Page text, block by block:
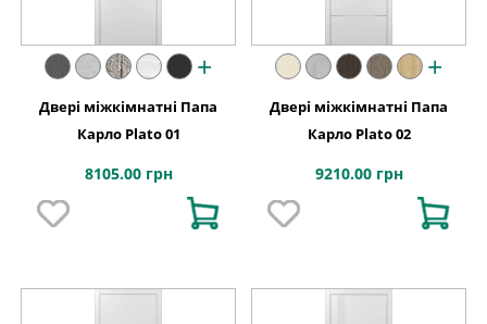
+
Двері міжкімнатні Папа
Карло Plato 01
8105.00 грн
+
Двері міжкімнатні Папа
Карло Plato 02
9210.00 грн